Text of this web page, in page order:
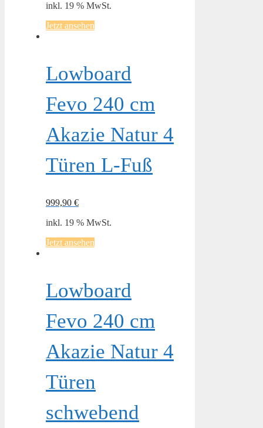
inkl. 19 % MwSt.
Jetzt ansehen
Lowboard
Fevo 240 cm
Akazie Natur 4
Türen L-Fuß
999,90 €
inkl. 19 % MwSt.
Jetzt ansehen
Lowboard
Fevo 240 cm
Akazie Natur 4
Türen
schwebend